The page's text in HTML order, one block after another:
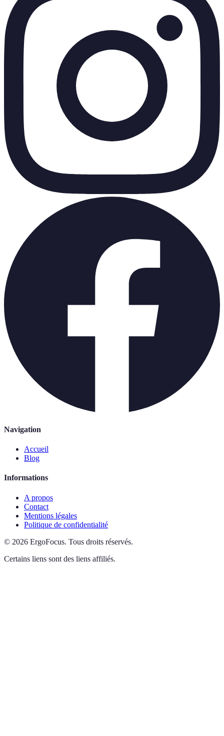
Navigation
Accueil
Blog
Informations
A propos
Contact
Mentions légales
Politique de confidentialité
© 2026 ErgoFocus. Tous droits réservés.
Certains liens sont des liens affiliés.